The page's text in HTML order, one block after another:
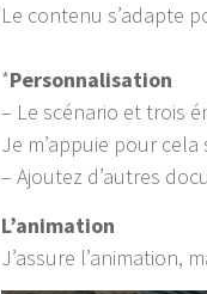
Le contenu s’adapte
*Personnalisation
– Le scénario et trois
Je m’appuie pour
– Ajoutez d’autres
L’animation
J’assure l’animation,